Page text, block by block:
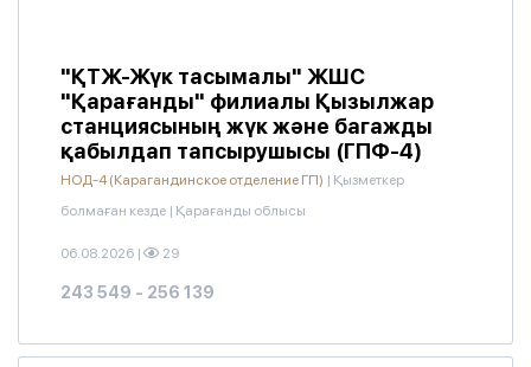
"ҚТЖ-Жүк тасымалы" ЖШС
"Қарағанды" филиалы Қызылжар
станциясының жүк және багажды
қабылдап тапсырушысы (ГПФ-4)
НОД-4 (Карагандинское отделение ГП) | Қызметкер
болмаған кезде | Қарағанды облысы
06.08.2026 | 29
243 549 - 256 139